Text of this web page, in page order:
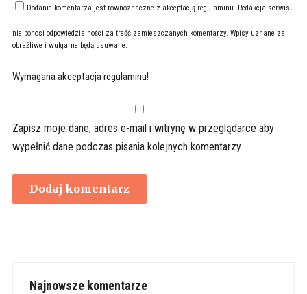
Dodanie komentarza jest równoznaczne z akceptacją regulaminu. Redakcja serwisu
nie ponosi odpowiedzialności za treść zamieszczanych komentarzy. Wpisy uznane za
obraźliwe i wulgarne będą usuwane.
Wymagana akceptacja regulaminu!
Zapisz moje dane, adres e-mail i witrynę w przeglądarce aby
wypełnić dane podczas pisania kolejnych komentarzy.
Najnowsze komentarze